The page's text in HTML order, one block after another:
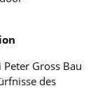
Gross Bau
des